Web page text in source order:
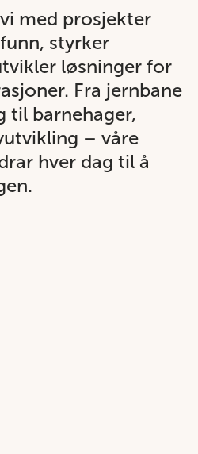
med prosjekter
styrker
løsninger for
Fra jernbane
til barnehager,
– våre
hver dag til å